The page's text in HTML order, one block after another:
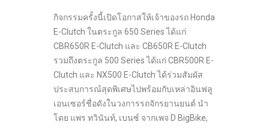
กิจกรรมครั้งนี้เปิดโอกาสให้เจ้าของรถ Honda
E-Clutch ในตระกูล 650 Series ได้แก่
CBR650R E-Clutch และ CB650R E-Clutch
รวมถึงตระกูล 500 Series ได้แก่ CBR500R E-
Clutch และ NX500 E-Clutch ได้ร่วมสัมผัส
ประสบการณ์สุดพิเศษไปพร้อมกับเหล่าอินฟลู
เอนเซอร์ชื่อดังในวงการรถจักรยานยนต์ นำ
โดย แพร ทวินันท์, เบนซ์ จากเพจ D BigBike,